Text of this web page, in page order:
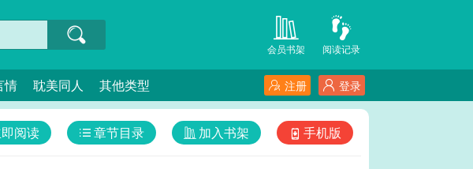
阅读记录
会员书架
情 耽美同人 其他类型 登录
注册
手机版
加入书架
章节目录
阅读